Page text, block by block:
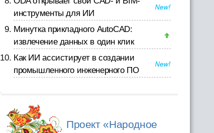
инструменты для ИИ
Минутка прикладного AutoCAD:
извлечение данных в один клик
Как ИИ ассистирует в создании
промышленного инженерного ПО
Проект «Народное